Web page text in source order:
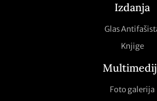
Izdanja
Glas
Knjige
Foto galerija